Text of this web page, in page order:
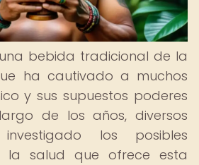
bebida tradicional de la
ha cautivado a muchos
y sus supuestos poderes
de los años, diversos
los posibles
la salud que ofrece esta